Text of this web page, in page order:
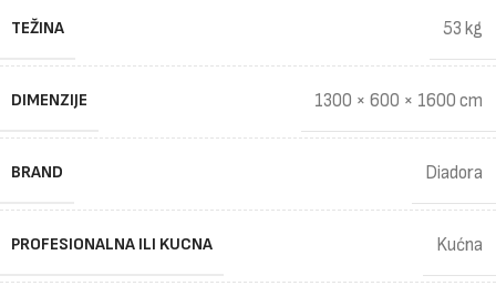
TEŽINA 53 kg
DIMENZIJE 1300 × 600 × 1600 cm
BRAND Diadora
PROFESIONALNA ILI KUCNA Kućna